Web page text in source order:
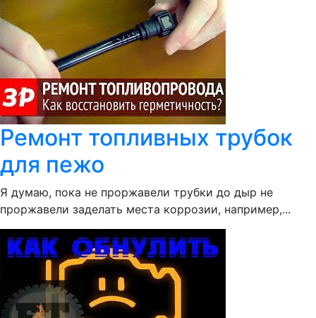
Ремонт топливных трубок
для пежо
Я думаю, пока не проржавели трубки до дыр не
проржавели заделать места коррозии, например,...